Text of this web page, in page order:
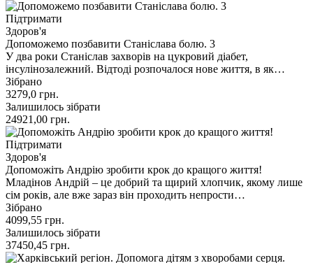
Підтримати
Здоров'я
Допоможемо позбавити Станіслава болю. 3
У два роки Станіслав захворів на цукровий діабет,
інсулінозалежний. Відтоді розпочалося нове життя, в як…
Зібрано
3279,0 грн.
Залишилось зібрати
24921,00 грн.
Підтримати
Здоров'я
Допоможіть Андрію зробити крок до кращого життя!
Младінов Андрій – це добрий та щирий хлопчик, якому лише
сім років, але вже зараз він проходить непрости…
Зібрано
4099,55 грн.
Залишилось зібрати
37450,45 грн.